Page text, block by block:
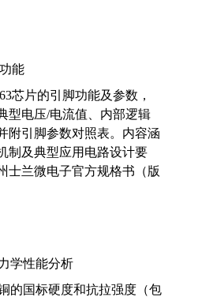
能
芯片的引脚功能及参数，
型电压/电流值、内部逻辑
附引脚参数对照表。内容涵
制及典型应用电路设计要
士兰微电子官方规格书（版
学性能分析
的国标硬度和抗拉强度（包